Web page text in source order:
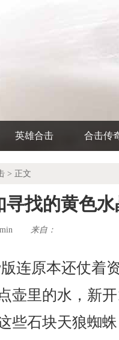
英雄合击 合击传
> 正文
寻找的黄色
来自：
连原本还仗着
壶里的水，新
些石块天狼蜘